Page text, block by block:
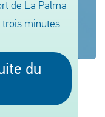
de La Palma
minutes.
du